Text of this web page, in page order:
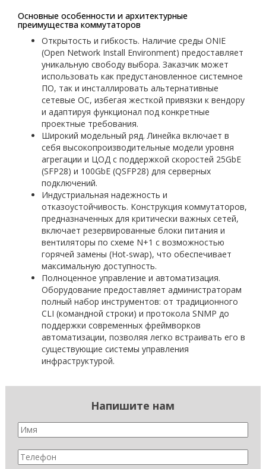
Основные особенности и архитектурные
преимущества коммутаторов
Открытость и гибкость. Наличие среды ONIE
(Open Network Install Environment) предоставляет
уникальную свободу выбора. Заказчик может
использовать как предустановленное системное
ПО, так и инсталлировать альтернативные
сетевые ОС, избегая жесткой привязки к вендору
и адаптируя функционал под конкретные
проектные требования.
Широкий модельный ряд. Линейка включает в
себя высокопроизводительные модели уровня
агрегации и ЦОД с поддержкой скоростей 25GbE
(SFP28) и 100GbE (QSFP28) для серверных
подключений.
Индустриальная надежность и
отказоустойчивость. Конструкция коммутаторов,
предназначенных для критически важных сетей,
включает резервированные блоки питания и
вентиляторы по схеме N+1 с возможностью
горячей замены (Hot-swap), что обеспечивает
максимальную доступность.
Полноценное управление и автоматизация.
Оборудование предоставляет администраторам
полный набор инструментов: от традиционного
CLI (командной строки) и протокола SNMP до
поддержки современных фреймворков
автоматизации, позволяя легко встраивать его в
существующие системы управления
инфраструктурой.
Напишите нам